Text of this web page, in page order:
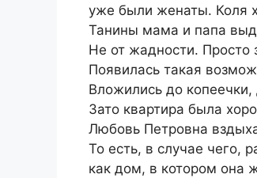
уже были женаты. Коля
Танины мама и папа
Не от жадности. Просто
Появилась такая
Вложились до
Зато квартира была
Любовь Петровна
То есть, в случае чего,
как дом, в котором она